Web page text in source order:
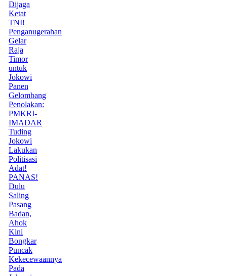
Dijaga
Ketat
TNI!
Penganugerahan
Gelar
Raja
Timor
untuk
Jokowi
Panen
Gelombang
Penolakan:
PMKRI-
IMADAR
Tuding
Jokowi
Lakukan
Politisasi
Adat!
PANAS!
Dulu
Saling
Pasang
Badan,
Ahok
Kini
Bongkar
Puncak
Kekecewaannya
Pada